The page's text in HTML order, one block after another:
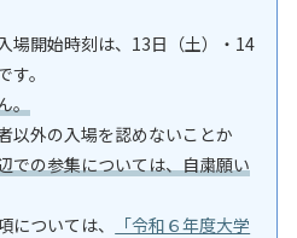
場開始時刻は、13日（土）・14
。
以外の入場を認めないことか
での参集については、自粛願い
ついては、
「令和６年度大学